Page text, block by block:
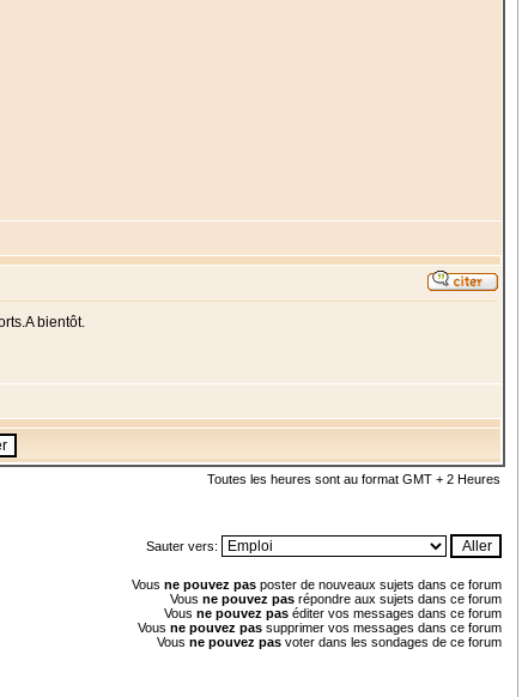
bientôt.
Toutes les heures sont au format GMT + 2 Heures
Sauter vers:
Vous ne pouvez pas poster de nouveaux sujets dans ce forum
Vous ne pouvez pas répondre aux sujets dans ce forum
Vous ne pouvez pas éditer vos messages dans ce forum
Vous ne pouvez pas supprimer vos messages dans ce forum
Vous ne pouvez pas voter dans les sondages de ce forum